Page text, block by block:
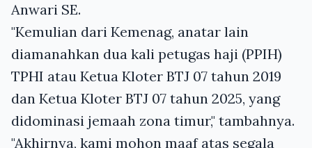
Anwari SE.
"Kemulian dari Kemenag, anatar lain
diamanahkan dua kali petugas haji (PPIH)
TPHI atau Ketua Kloter BTJ 07 tahun 2019
dan Ketua Kloter BTJ 07 tahun 2025, yang
didominasi jemaah zona timur," tambahnya.
"Akhirnya, kami mohon maaf atas segala